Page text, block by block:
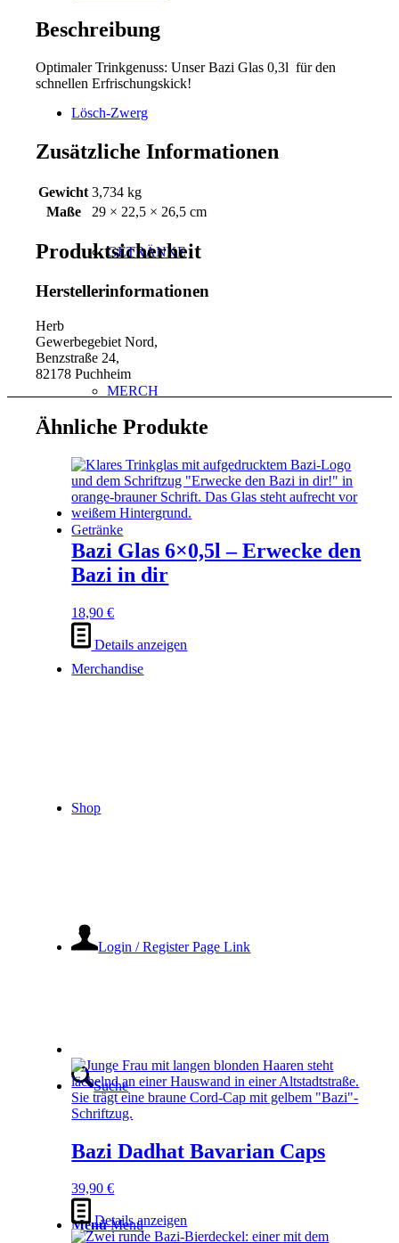
Lösch-Zwerg
GETRÄNKE
MERCH
Getränke
Merchandise
Shop
Login / Register Page Link
Suche
Menü Menü
Beschreibung
Optimaler Trinkgenuss: Unser Bazi Glas 0,3l für den
schnellen Erfrischungskick!
Zusätzliche Informationen
Gewicht 3,734 kg
Maße
29 × 22,5 × 26,5 cm
Produktsicherheit
Herstellerinformationen
Herb
Gewerbegebiet Nord,
Benzstraße 24,
82178 Puchheim
Ähnliche Produkte
Bazi Glas 6×0,5l – Erwecke den
Bazi in dir
18,90€
Details anzeigen
Bazi Dadhat Bavarian Caps
39,90€
Details anzeigen